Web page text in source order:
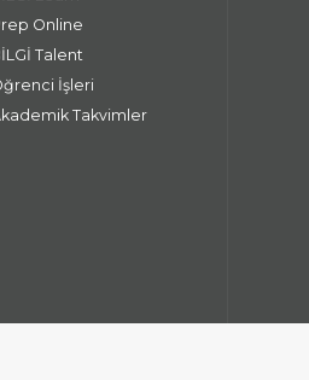
Online
Talent
İşleri
Takvimler